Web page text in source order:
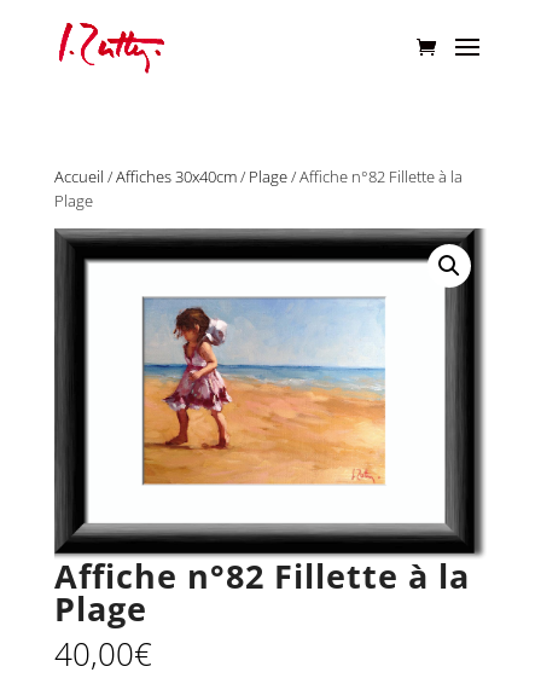
Accueil /Affiches 30x40cm/ Plage/ Affiche n°82 Fillette à la
Plage
Affiche n°82 Fillette à la
Plage
40,00€